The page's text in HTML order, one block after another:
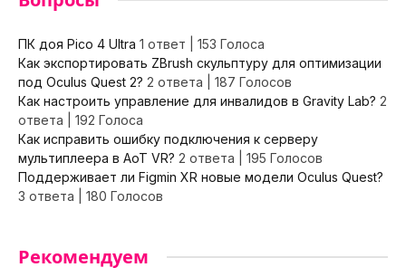
ПК доя Pico 4 Ultra 1 ответ
153 Голоса
Как экспортировать ZBrush скульптуру для оптимизации
под Oculus Quest 2? 2 ответа
187 Голосов
Как настроить управление для инвалидов в Gravity Lab? 2
ответа
192 Голоса
Как исправить ошибку подключения к серверу
мультиплеера в AoT VR? 2 ответа
195 Голосов
Поддерживает ли Figmin XR новые модели Oculus Quest?
3 ответа
180 Голосов
Рекомендуем